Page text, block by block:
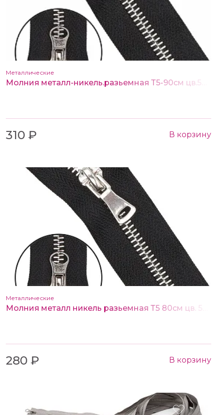
Металлические
310 ₽ В корзину
Металлические
280 ₽ В корзину